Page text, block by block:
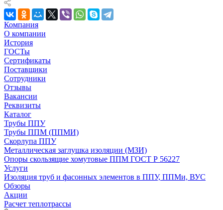
Компания
О компании
История
ГОСТы
Сертификаты
Поставщики
Сотрудники
Отзывы
Вакансии
Реквизиты
Каталог
Трубы ППУ
Трубы ППМ (ППМИ)
Скорлупа ППУ
Металлическая заглушка изоляции (МЗИ)
Опоры скользящие хомутовые ППМ ГОСТ Р 56227
Услуги
Изоляция труб и фасонных элементов в ППУ, ППМи, ВУС
Обзоры
Акции
Расчет теплотрассы